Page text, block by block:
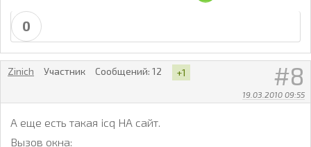
0
8
19.03.2010 09:55
Zinich Участник Сообщений: 12 +1
А еще есть такая icq НА сайт.
Вызов окна: